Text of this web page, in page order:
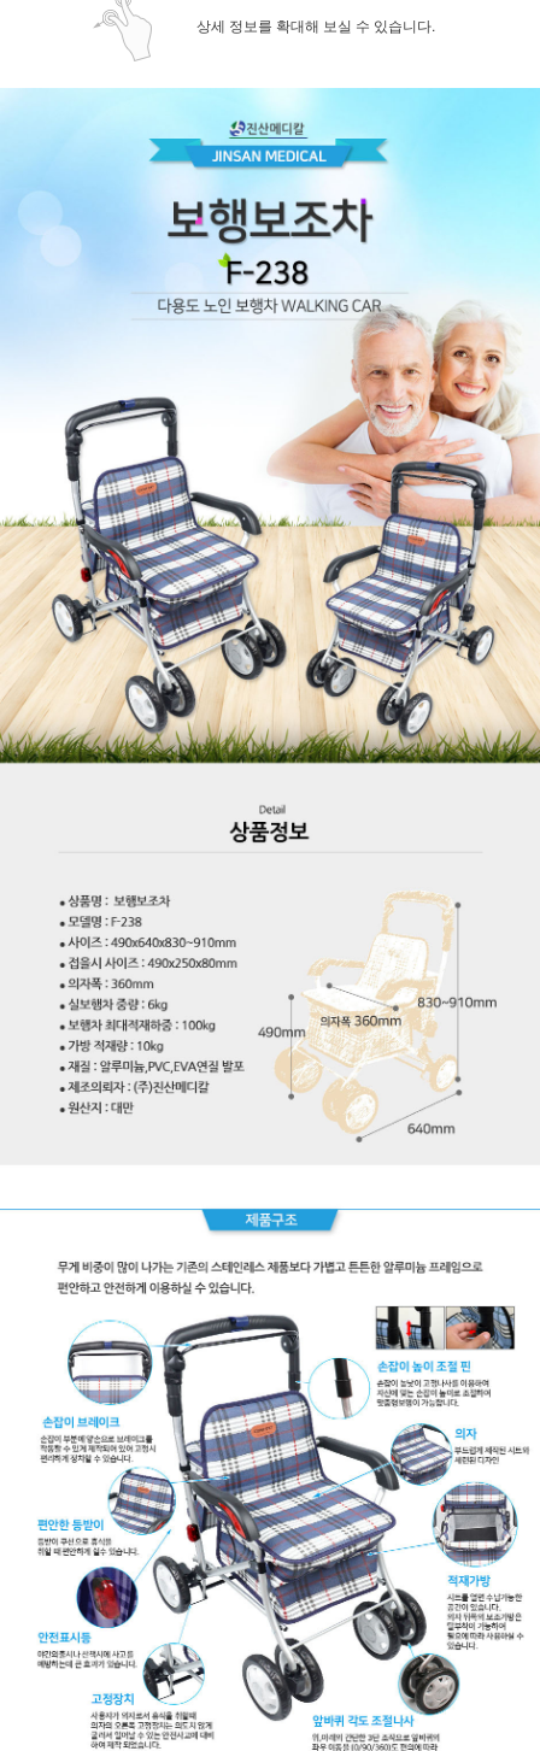
상세 정보를 확대해 보실 수 있습니다.